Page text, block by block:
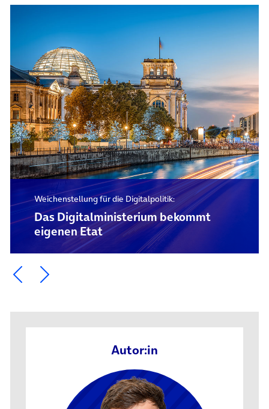
Weichenstellung für die Digitalpolitik:
Das Digital­ministerium bekommt
eigenen Etat
Ein Element zurück blättern
Ein Element weiter blättern
Autor:in